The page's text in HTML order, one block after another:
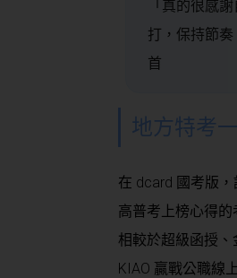
「真的很感
打，保持節
首
地方特考
在 dcard 國考版，
高普考上榜心得的
相較於超級函授
KIAO 贏戰公職線